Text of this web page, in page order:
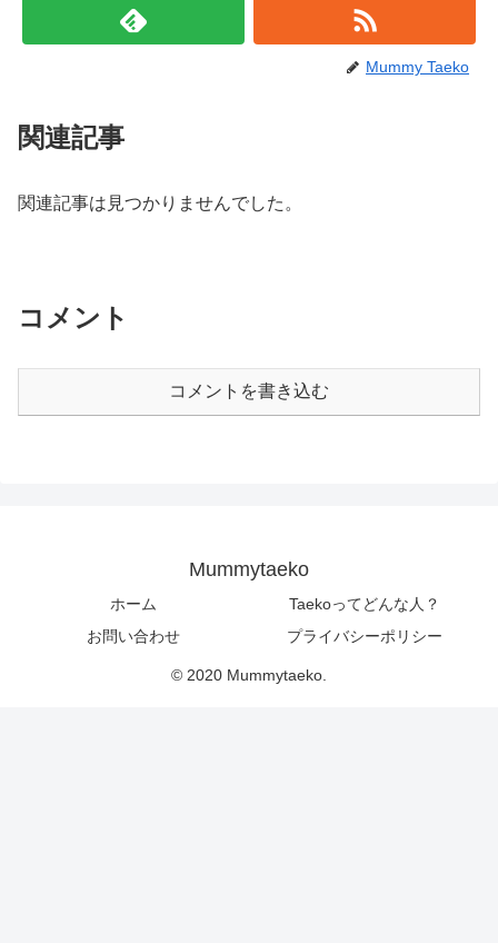
Mummy Taeko
関連記事
関連記事は見つかりませんでした。
コメント
コメントを書き込む
Mummytaeko
ホーム
Taekoってどんな人？
お問い合わせ
プライバシーポリシー
© 2020 Mummytaeko.